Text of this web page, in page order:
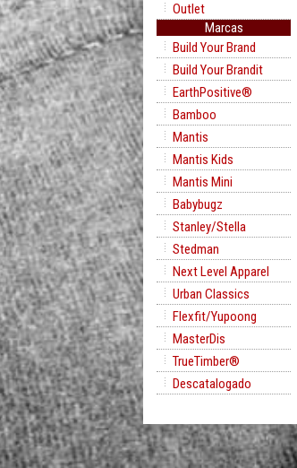
Outlet
Marcas
Build Your Brand
Build Your Brandit
EarthPositive®
Bamboo
Mantis
Mantis Kids
Mantis Mini
Babybugz
Stanley/Stella
Stedman
Next Level Apparel
Urban Classics
Flexfit/Yupoong
MasterDis
TrueTimber®
Descatalogado